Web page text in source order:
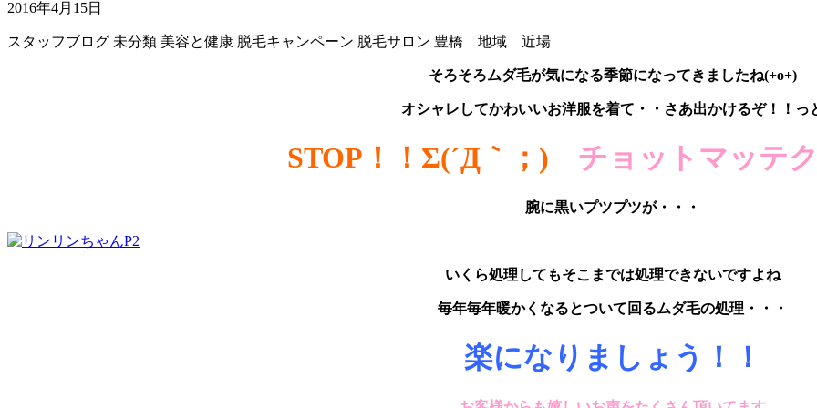
2016年4月15日
スタッフブログ 未分類 美容と健康 脱毛キャンペーン 脱毛サロン 豊橋 地域 近場
そろそろムダ毛が気になる季節になってきましたね(+o+)
オシャレしてかわいいお洋服を着て・・さあ出かけるぞ！！っ
STOP！！Σ(´Д｀；) チョットマッテ
腕に黒いプツプツが・・・
いくら処理してもそこまでは処理できないですよね
毎年毎年暖かくなるとついて回るムダ毛の処理・・・
楽になりましょう！！